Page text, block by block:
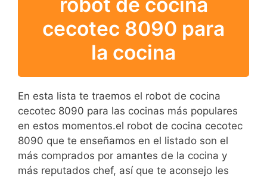
cecotec 8090 para
la cocina
En esta lista te traemos el robot de cocina
cecotec 8090 para las cocinas más populares
en estos momentos.el robot de cocina cecotec
8090 que te enseñamos en el listado son el
más comprados por amantes de la cocina y
más reputados chef, así que te aconsejo les